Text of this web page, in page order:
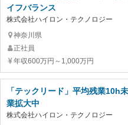
イフバランス
株式会社ハイロン・テクノロジー
神奈川県
正社員
年収600万円～1,000万円
「テックリード」平均残業10h
業拡大中
株式会社ハイロン・テクノロジー